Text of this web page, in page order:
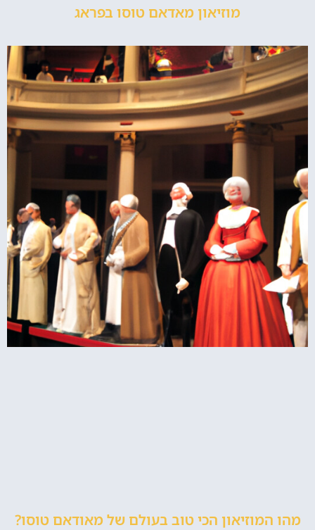
מוזיאון מאדאם טוסו בפראג
מהו המוזיאון הכי טוב בעולם של מאודאם טוסו?